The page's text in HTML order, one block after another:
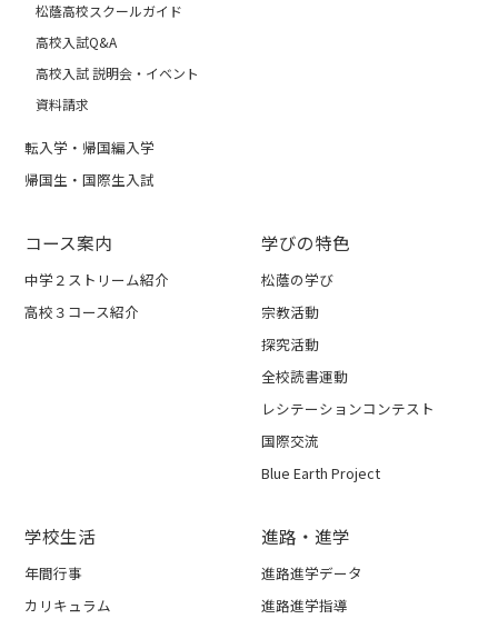
松蔭高校スクールガイド
高校入試Q&A
高校入試 説明会・イベント
資料請求
転入学・帰国編入学
帰国生・国際生入試
コース案内
中学２ストリーム紹介
高校３コース紹介
学びの特色
松蔭の学び
宗教活動
探究活動
全校読書運動
レシテーションコンテスト
国際交流
Blue Earth Project
学校生活
年間行事
カリキュラム
進路・進学
進路進学データ
進路進学指導